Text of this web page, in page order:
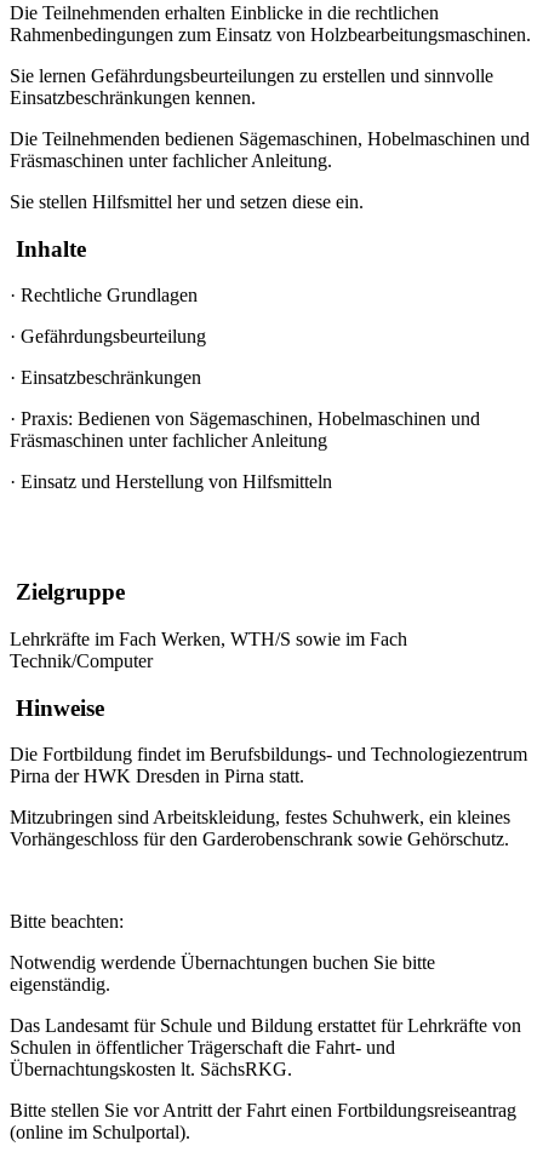
Die Teilnehmenden erhalten Einblicke in die rechtlichen
Rahmenbedingungen zum Einsatz von Holzbearbeitungsmaschinen.
Sie lernen Gefährdungsbeurteilungen zu erstellen und sinnvolle
Einsatzbeschränkungen kennen.
Die Teilnehmenden bedienen Sägemaschinen, Hobelmaschinen und
Fräsmaschinen unter fachlicher Anleitung.
Sie stellen Hilfsmittel her und setzen diese ein.
Inhalte
· Rechtliche Grundlagen
· Gefährdungsbeurteilung
· Einsatzbeschränkungen
· Praxis: Bedienen von Sägemaschinen, Hobelmaschinen und
Fräsmaschinen unter fachlicher Anleitung
· Einsatz und Herstellung von Hilfsmitteln
Zielgruppe
Lehrkräfte im Fach Werken, WTH/S sowie im Fach
Technik/Computer
Hinweise
Die Fortbildung findet im Berufsbildungs- und Technologiezentrum
Pirna der HWK Dresden in Pirna statt.
Mitzubringen sind Arbeitskleidung, festes Schuhwerk, ein kleines
Vorhängeschloss für den Garderobenschrank sowie Gehörschutz.
Bitte beachten:
Notwendig werdende Übernachtungen buchen Sie bitte
eigenständig.
Das Landesamt für Schule und Bildung erstattet für Lehrkräfte von
Schulen in öffentlicher Trägerschaft die Fahrt- und
Übernachtungskosten lt. SächsRKG.
Bitte stellen Sie vor Antritt der Fahrt einen Fortbildungsreiseantrag
(online im Schulportal).